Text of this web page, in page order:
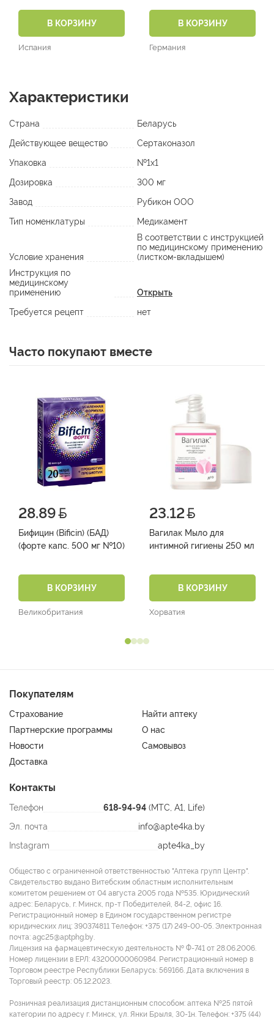
В КОРЗИНУ
Испания
В КОРЗИНУ
Германия
Характеристики
Страна
Беларусь
Действующее вещество
Сертаконазол
Упаковка
№1х1
Дозировка
300 мг
Завод
Рубикон ООО
Тип номенклатуры
Медикамент
Условие хранения
В соответствии с инструкцией
по медицинскому применению
(листком-вкладышем)
Инструкция по
медицинскому
применению
Открыть
Требуется рецепт
нет
Часто покупают вместе
28.89
Бифицин (Bificin) (БАД)
(форте капс. 500 мг №10)
В КОРЗИНУ
Великобритания
23.12
Вагилак Мыло для
интимной гигиены 250 мл
В КОРЗИНУ
Хорватия
Покупателям
Страхование
Найти аптеку
Партнерские программы
О нас
Новости
Самовывоз
Доставка
Контакты
Телефон 618-94-94 (МТС, A1, Life)
Эл. почта
info@apte4ka.by
Instagram
apte4ka_by
Общество с ограниченной ответственностью "Аптека групп Центр".
Свидетельство выдано Витебским областным исполнительным
комитетом решением от 04 августа 2005 года №535. Юридический
адрес: Беларусь, г. Минск, пр-т Победителей, 84-2, офис 16.
Регистрационный номер в Едином государственном регистре
юридических лиц: 390374811 Tелефон: +375 (17) 249-00-05. Электронная
почта: agc25@aptphg.by.
Лицензия на фармацевтическую деятельность № Ф-741 от 28.06.2006.
Номер лицензии в ЕРЛ: 43200000060984. Регистрационный номер в
Торговом реестре Республики Беларусь: 569166. Дата включения в
Торговый реестр: 05.12.2023.
Розничная реализация дистанционным способом: аптека №25 пятой
категории по адресу г. Минск, ул. Янки Брыля, 30-1н. Телефон: +375 (44)